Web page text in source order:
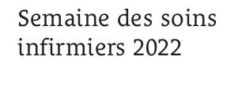
Semaine des soins
infirmiers 2022